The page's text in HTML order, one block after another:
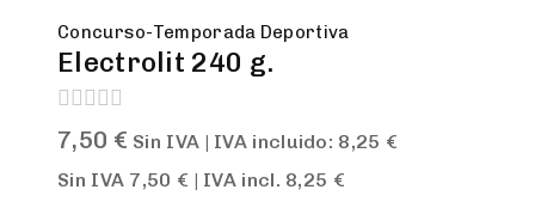
Concurso-Temporada Deportiva
Electrolit 240 g.
0
out
of
5
7,50 € Sin IVA | IVA incluido: 8,25 €
Sin IVA 7,50 € | IVA incl. 8,25 €